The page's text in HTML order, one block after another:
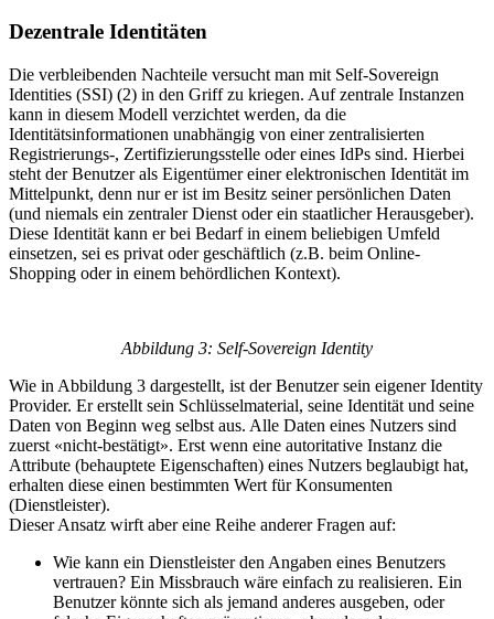
Dezentrale Identitäten
Die verbleibenden Nachteile versucht man mit Self-Sovereign
Identities (SSI) (2) in den Griff zu kriegen. Auf zentrale Instanzen
kann in diesem Modell verzichtet werden, da die
Identitätsinformationen unabhängig von einer zentralisierten
Registrierungs-, Zertifizierungsstelle oder eines IdPs sind. Hierbei
steht der Benutzer als Eigentümer einer elektronischen Identität im
Mittelpunkt, denn nur er ist im Besitz seiner persönlichen Daten
(und niemals ein zentraler Dienst oder ein staatlicher Herausgeber).
Diese Identität kann er bei Bedarf in einem beliebigen Umfeld
einsetzen, sei es privat oder geschäftlich (z.B. beim Online-
Shopping oder in einem behördlichen Kontext).
Abbildung 3: Self-Sovereign Identity
Wie in Abbildung 3 dargestellt, ist der Benutzer sein eigener Identity
Provider. Er erstellt sein Schlüsselmaterial, seine Identität und seine
Daten von Beginn weg selbst aus. Alle Daten eines Nutzers sind
zuerst «nicht-bestätigt». Erst wenn eine autoritative Instanz die
Attribute (behauptete Eigenschaften) eines Nutzers beglaubigt hat,
erhalten diese einen bestimmten Wert für Konsumenten
(Dienstleister).
Dieser Ansatz wirft aber eine Reihe anderer Fragen auf:
Wie kann ein Dienstleister den Angaben eines Benutzers
vertrauen? Ein Missbrauch wäre einfach zu realisieren. Ein
Benutzer könnte sich als jemand anderes ausgeben, oder